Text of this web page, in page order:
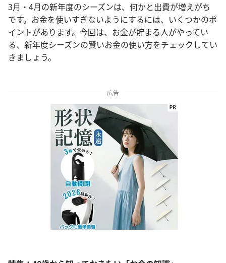
3月・4月の新年度のシーズンは、何かと出費が増えがち
です。お金を使いすぎないようにするには、いくつかのポ
イントがあります。今回は、お金が貯まる人がやってい
る、新年度シーズンの賢いお金の使い方をチェックしてい
きましょう。
広告